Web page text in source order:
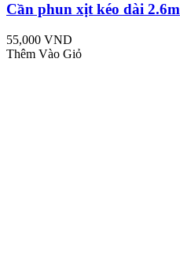
Cần phun xịt kéo dài 2.6m
55,000 VND
Thêm Vào Giỏ